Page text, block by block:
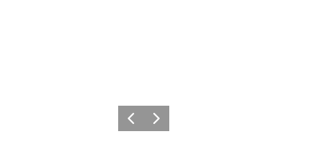
ZurückWeiter